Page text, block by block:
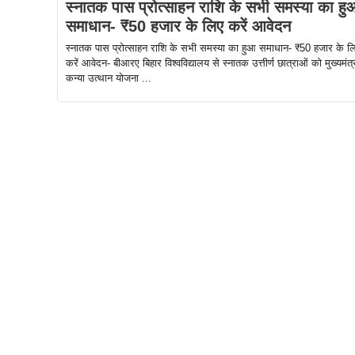
स्नातक पास प्रोत्साहन राशि के सभी समस्या का
समाधान- ₹50 हजार के लिए करें आवेदन
स्नातक पास प्रोत्साहन राशि के सभी समस्या का हुआ समाधान- ₹50 हजार के
करें आवेदन- बीआरए बिहार विश्वविद्यालय से स्नातक उत्तीर्ण छात्राओं को
कन्या उत्थान योजना ...